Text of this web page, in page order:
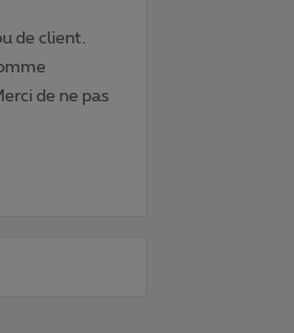
de client.
de ne pas